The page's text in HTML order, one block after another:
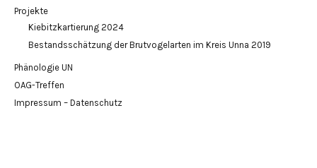
Projekte
Kiebitzkartierung 2024
Bestandsschätzung der Brutvogelarten im Kreis Unna 2019
Phänologie UN
OAG-Treffen
Impressum – Datenschutz